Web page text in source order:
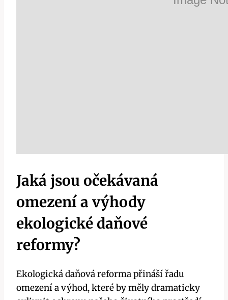
Jaká jsou očekávaná
omezení a výhody
ekologické daňové
reformy?
Ekologická daňová reforma přináší řadu
omezení a výhod, které by měly dramaticky